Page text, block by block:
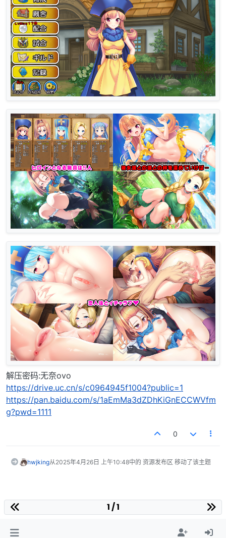
解压密码:无奈ovo
https://drive.uc.cn/s/c0964945f1004?public=1
https://pan.baidu.com/s/1aEmMa3dZDhKiGnECCWVfm
g?pwd=1111
0
hwjking从2025年4月26日 上午10:48中的 资源发布区 移动了该主题
1 / 1